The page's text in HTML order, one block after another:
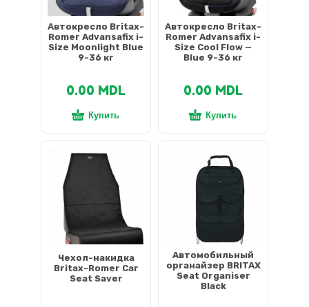
Автокресло Britax-
Romer Advansafix i-
Size Moonlight Blue
9-36 кг
0.00 MDL
Купить
Автокресло Britax-
Romer Advansafix i-
Size Cool Flow —
Blue 9-36 кг
0.00 MDL
Купить
Чехол-накидка
Britax-Romer Car
Seat Saver
Автомобильный
органайзер BRITAX
Seat Organiser
Black